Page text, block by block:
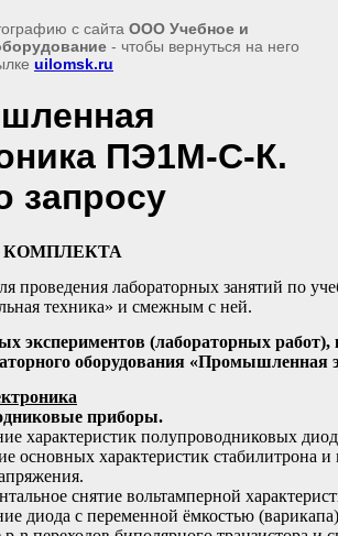
с сайта ООО Учебное и
- чтобы вернуться на него
uilomsk.ru
ПЭ1М-С-К.
запросу
КОМПЛЕКТА
проведения лабораторных занятий по
техника» и смежным с ней.
экспериментов (лабораторных
оборудования
приборы.
характеристик полупроводниковых
основных характеристик стабилитрона и
снятие вольтамперной
диода с переменной ёмкостью